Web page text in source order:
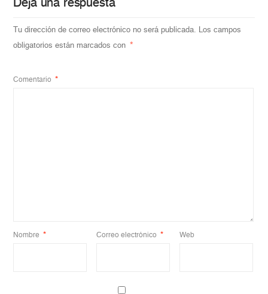
Deja una respuesta
Tu dirección de correo electrónico no será publicada. Los campos
obligatorios están marcados con *
Comentario *
Nombre * Correo electrónico * Web